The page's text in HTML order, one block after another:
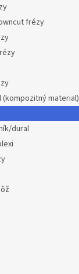
frézy
(kompozitný material)
dural